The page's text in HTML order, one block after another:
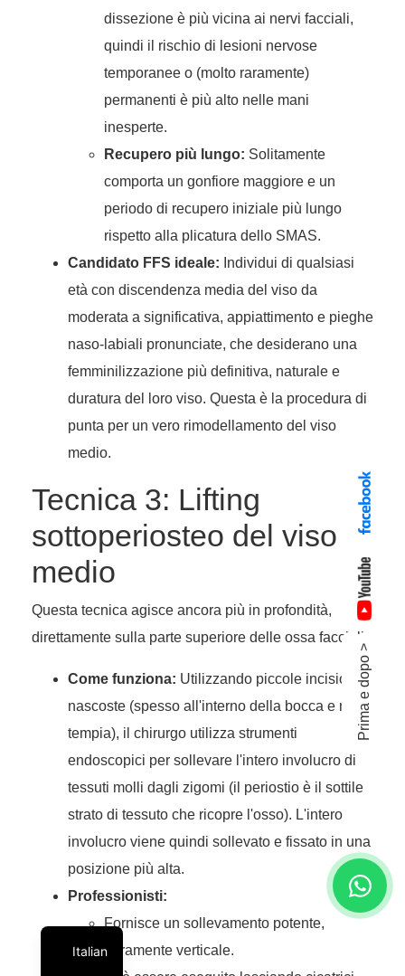
dissezione è più vicina ai nervi facciali,
quindi il rischio di lesioni nervose
temporanee o (molto raramente)
permanenti è più alto nelle mani
inesperte.
Recupero più lungo: Solitamente
comporta un gonfiore maggiore e un
periodo di recupero iniziale più lungo
rispetto alla plicatura dello SMAS.
Candidato FFS ideale: Individui di qualsiasi
età con discendenza media del viso da
moderata a significativa, appiattimento e pieghe
naso-labiali pronunciate, che desiderano una
femminilizzazione più definitiva, naturale e
duratura del loro viso. Questa è la procedura di
punta per un vero rimodellamento del viso
medio.
Tecnica 3: Lifting
sottoperiosteo del viso
medio
Questa tecnica agisce ancora più in profondità,
direttamente sulla parte superiore delle ossa facciali.
Come funziona: Utilizzando piccole incisioni
nascoste (spesso all'interno della bocca e nella
tempia), il chirurgo utilizza strumenti
endoscopici per sollevare l'intero involucro di
tessuti molli dagli zigomi (il periostio è il sottile
strato di tessuto che ricopre l'osso). L'intero
involucro viene quindi sollevato e fissato in una
posizione più alta.
Professionisti:
Fornisce un sollevamento potente,
puramente verticale.
Prima e dopo >
Italian